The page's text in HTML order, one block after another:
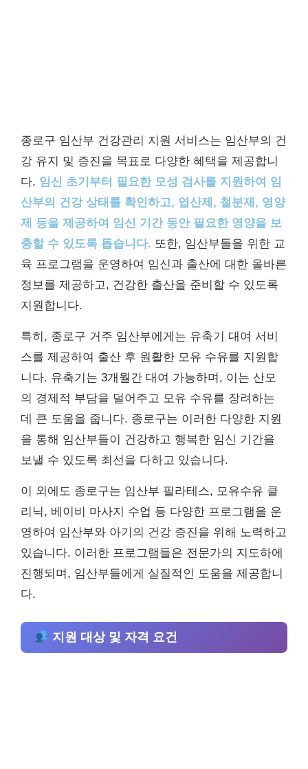
종로구 임산부 건강관리 지원 서비스는 임산부의 건
강 유지 및 증진을 목표로 다양한 혜택을 제공합니
다. 임신 초기부터 필요한 모성 검사를 지원하여 임
산부의 건강 상태를 확인하고, 엽산제, 철분제, 영양
제 등을 제공하여 임신 기간 동안 필요한 영양을 보
충할 수 있도록 돕습니다. 또한, 임산부들을 위한 교
육 프로그램을 운영하여 임신과 출산에 대한 올바른
정보를 제공하고, 건강한 출산을 준비할 수 있도록
지원합니다.
특히, 종로구 거주 임산부에게는 유축기 대여 서비
스를 제공하여 출산 후 원활한 모유 수유를 지원합
니다. 유축기는 3개월간 대여 가능하며, 이는 산모
의 경제적 부담을 덜어주고 모유 수유를 장려하는
데 큰 도움을 줍니다. 종로구는 이러한 다양한 지원
을 통해 임산부들이 건강하고 행복한 임신 기간을
보낼 수 있도록 최선을 다하고 있습니다.
이 외에도 종로구는 임산부 필라테스, 모유수유 클
리닉, 베이비 마사지 수업 등 다양한 프로그램을 운
영하여 임산부와 아기의 건강 증진을 위해 노력하고
있습니다. 이러한 프로그램들은 전문가의 지도하에
진행되며, 임산부들에게 실질적인 도움을 제공합니
다.
지원 대상 및 자격 요건